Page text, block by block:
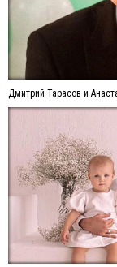
Дмитрий Тарасов и